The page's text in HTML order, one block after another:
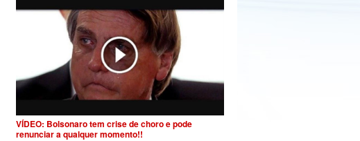
VÍDEO: Bolsonaro tem crise de choro e pode
renunciar a qualquer momento!!